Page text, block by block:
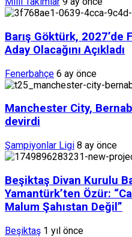
Barış Göktürk, 2027’de
Aday Olacağını Açıkladı
Fenerbahçe 6 ay önce
Manchester City,
devirdi
Şampiyonlar Ligi 8 ay önce
Beşiktaş Divan Kurulu
Yamantürk’ten Özür:
Malum Şahıstan Değil”
Beşiktaş 1 yıl önce